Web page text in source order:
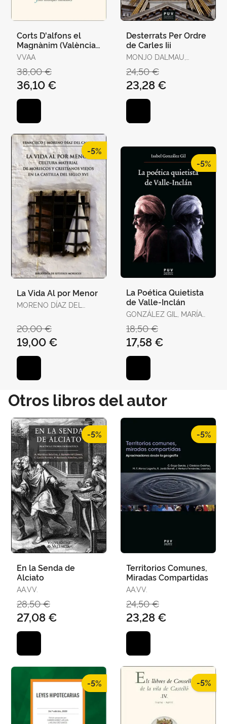
Corts D'alfons el
Magnànim (València,
1417-1418) Ii
VVAA
38,00 €
36,10 €
Desterrats Per Ordre
de Carles Iii
MONJO DALMAU,
24,50 €
23,28 €
-5%
La Vida Al por Menor
MORENO DÍAZ DEL
20,00 €
19,00 €
-5%
La Poética Quietista
de Valle-Inclán
GONZÁLEZ GIL, MARÍA
18,50 €
17,58 €
Otros libros del autor
-5%
En la Senda de
Alciato
AA.VV.
28,50 €
27,08 €
-5%
Territorios Comunes,
Miradas Compartidas
AA.VV.
24,50 €
23,28 €
-5% -5%